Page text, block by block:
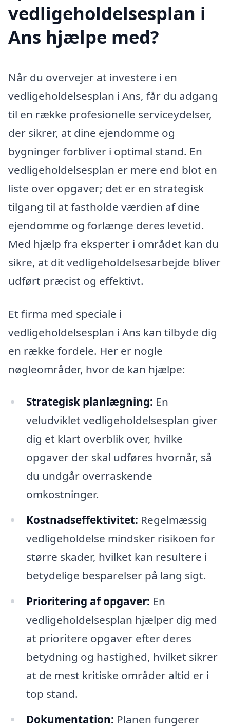
vedligeholdelsesplan i
Ans hjælpe med?
Når du overvejer at investere i en
vedligeholdelsesplan i Ans, får du adgang
til en række profesionelle serviceydelser,
der sikrer, at dine ejendomme og
bygninger forbliver i optimal stand. En
vedligeholdelsesplan er mere end blot en
liste over opgaver; det er en strategisk
tilgang til at fastholde værdien af dine
ejendomme og forlænge deres levetid.
Med hjælp fra eksperter i området kan du
sikre, at dit vedligeholdelsesarbejde bliver
udført præcist og effektivt.
Et firma med speciale i
vedligeholdelsesplan i Ans kan tilbyde dig
en række fordele. Her er nogle
nøgleområder, hvor de kan hjælpe:
Strategisk planlægning: En
veludviklet vedligeholdelsesplan giver
dig et klart overblik over, hvilke
opgaver der skal udføres hvornår, så
du undgår overraskende
omkostninger.
Kostnadseffektivitet: Regelmæssig
vedligeholdelse mindsker risikoen for
større skader, hvilket kan resultere i
betydelige besparelser på lang sigt.
Prioritering af opgaver: En
vedligeholdelsesplan hjælper dig med
at prioritere opgaver efter deres
betydning og hastighed, hvilket sikrer
at de mest kritiske områder altid er i
top stand.
Dokumentation: Planen fungerer